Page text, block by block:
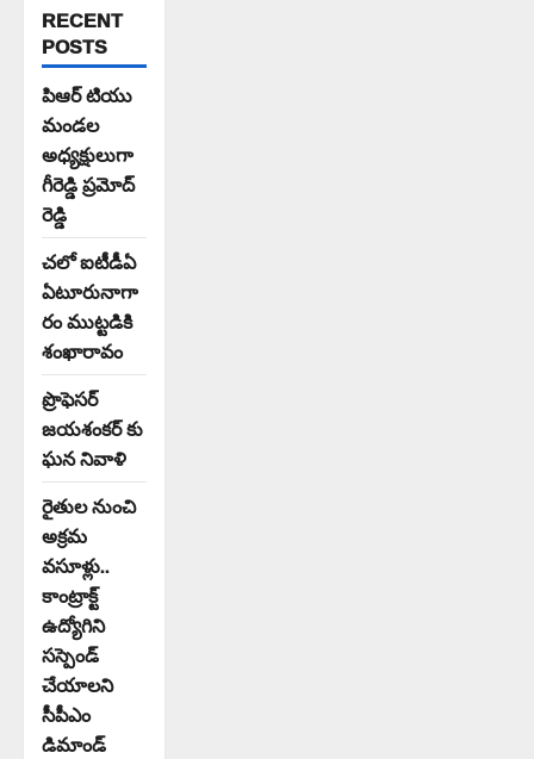
RECENT
POSTS
పిఆర్ టియు
మండల
అధ్యక్షులుగా
గీరెడ్డి ప్రమోద్
రెడ్డి
చలో ఐటీడీఏ
ఏటూరునాగా
రం ముట్టడికి
శంఖారావం
ప్రొఫెసర్
జయశంకర్ కు
ఘన నివాళి
రైతుల నుంచి
అక్రమ
వసూళ్లు..
కాంట్రాక్ట్
ఉద్యోగిని
సస్పెండ్
చేయాలని
సీపీఎం
డిమాండ్